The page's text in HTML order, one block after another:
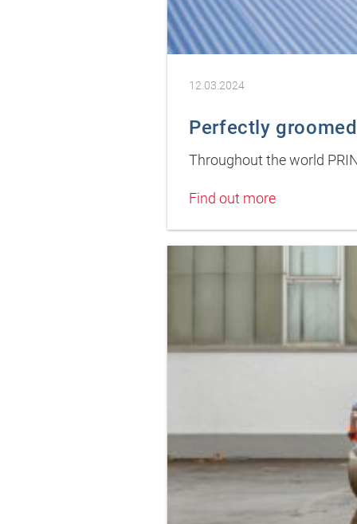
12.03.2024
Perfectly groomed
Throughout the world
Find out more